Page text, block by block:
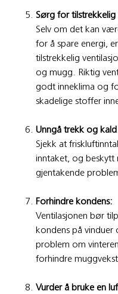
Sørg for tilstrekkelig
Selv om det kan
for å spare energi,
tilstrekkelig
og mugg. Riktig
godt inneklima og
skadelige stoffer
Unngå trekk og
Sjekk at
inntaket, og beskytt
gjentakende
Forhindre kondens:
Ventilasjonen bør
kondens på vinduer
problem om
forhindre
Vurder å bruke en